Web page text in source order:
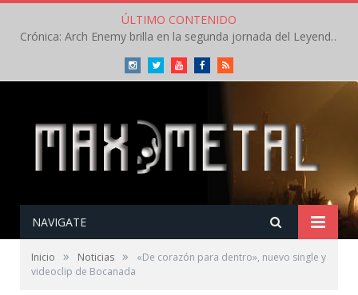
ÚLTIMO CONTENIDO
Crónica: Arch Enemy brilla en la segunda jornada del Leyendas del Rock – Jueves – Agosto 2026
InstagramTwitterYoutubeFacebookRSS
NAVIGATE
Inicio » Noticias »
«De corazón para dentro», nuevo single y
videoclip de Bocanada